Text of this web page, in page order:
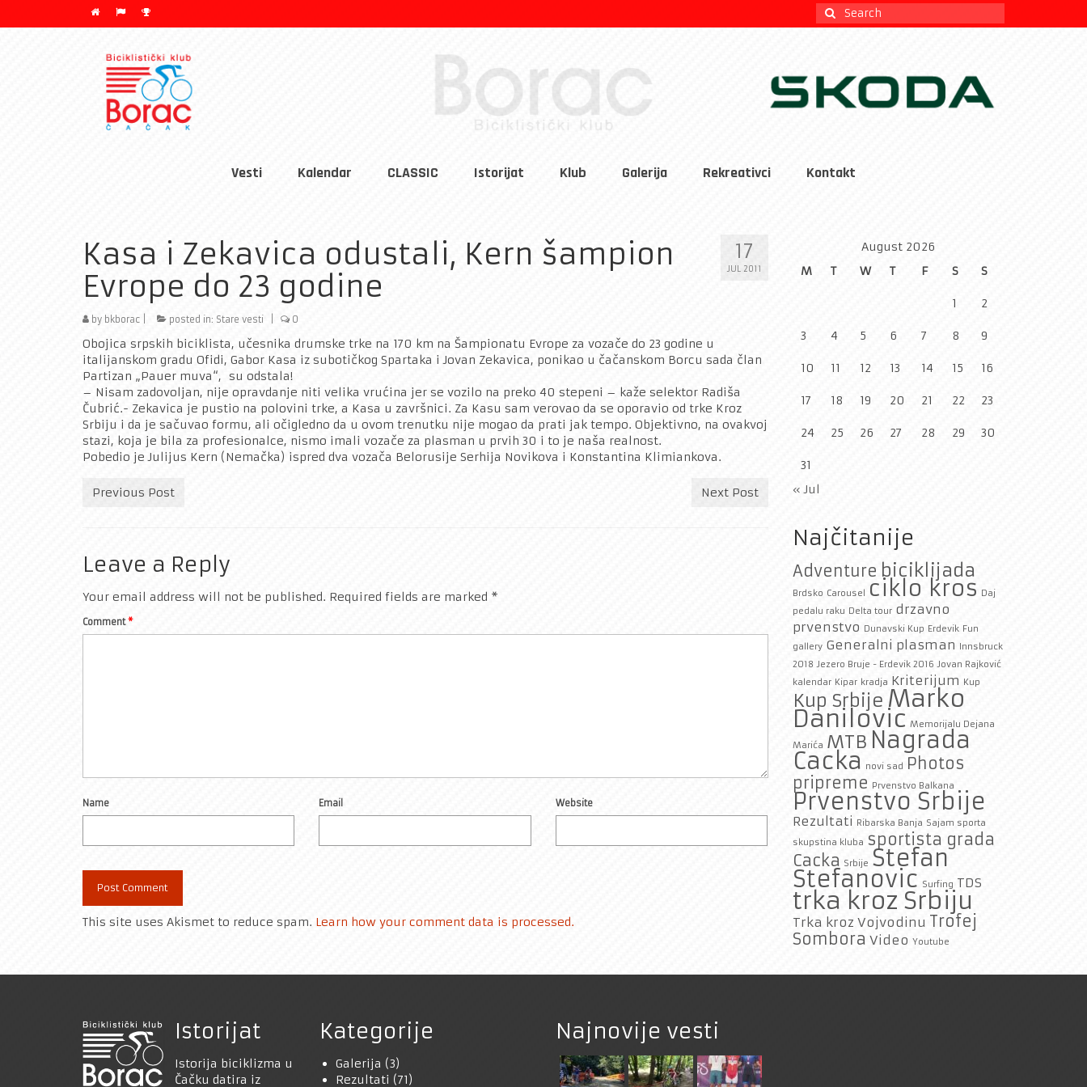
Search
for:
Vesti Kalendar CLASSIC Istorijat Klub Galerija Rekreativci Kontakt
17
JUL 2011
Kasa i Zekavica odustali, Kern šampion
Evrope do 23 godine
by bkborac posted in: Stare vesti 0
Obojica srpskih biciklista, učesnika drumske trke na 170 km na Šampionatu Evrope za vozače do 23 godine u
italijanskom gradu Ofidi, Gabor Kasa iz subotičkog Spartaka i Jovan Zekavica, ponikao u čačanskom Borcu sada član
Partizan „Pauer muva“, su odstala!
– Nisam zadovoljan, nije opravdanje niti velika vrućina jer se vozilo na preko 40 stepeni – kaže selektor Radiša
Čubrić.- Zekavica je pustio na polovini trke, a Kasa u završnici. Za Kasu sam verovao da se oporavio od trke Kroz
Srbiju i da je sačuvao formu, ali očigledno da u ovom trenutku nije mogao da prati jak tempo. Objektivno, na ovakvoj
stazi, koja je bila za profesionalce, nismo imali vozače za plasman u prvih 30 i to je naša realnost.
Pobedio je Julijus Kern (Nemačka) ispred dva vozača Belorusije Serhija Novikova i Konstantina Klimiankova.
Previous Post Next Post
Leave a Reply
Your email address will not be published. Required fields are marked *
Comment*
Name Email Website
This site uses Akismet to reduce spam. Learn how your comment data is processed.
August 2026
M
T W T F S S
1 2
3 4 5 6 7 8 9
10 11 12 13 14 15 16
17 18 19 20 21 22 23
24 25 26 27 28 29 30
31
« Jul
Najčitanije
Adventure biciklijada
Brdsko Carousel ciklo kros
Daj
pedalu raku Delta tour drzavno
prvenstvo
Dunavski Kup Erdevik Fun
gallery Generalni plasman
Innsbruck
2018 Jezero Bruje - Erdevik 2016 Jovan Rajković
kalendar Kipar kradja Kriterijum Kup
Kup Srbije Marko
Danilovic Memorijalu Dejana
Marića MTB Nagrada
Cacka novi sad
Photos
pripreme
Prvenstvo Balkana
Prvenstvo Srbije
Rezultati Ribarska Banja Sajam sporta
skupstina kluba sportista grada
Cacka Srbije Stefan
Stefanovic Surfing TDS
trka kroz Srbiju
Trka kroz Vojvodinu Trofej
Sombora Video Youtube
Istorijat
Istorija biciklizma u
Čačku datira iz
Kategorije
Galerija (3)
Rezultati (71)
Najnovije vesti